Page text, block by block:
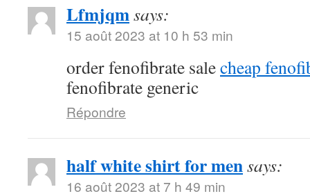
Lfmjqmsays:
15 août 2023 at 10 h 53 min
order fenofibrate salecheap
fenofibrate generic
Répondre
half white shirt for mensays:
16 août 2023 at 7 h 49 min